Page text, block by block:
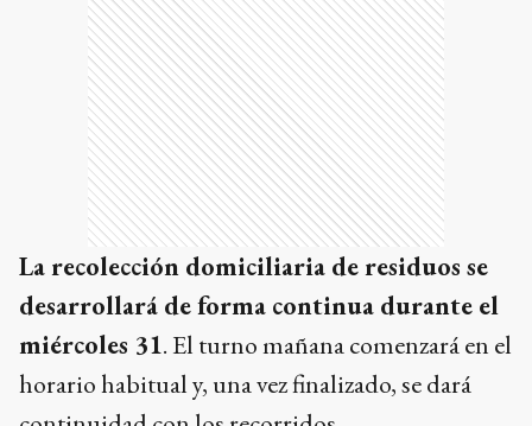
La recolección domiciliaria de residuos se
desarrollará de forma continua durante el
miércoles 31. El turno mañana comenzará en el
horario habitual y, una vez finalizado, se dará